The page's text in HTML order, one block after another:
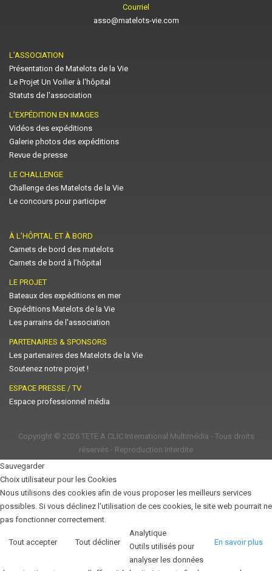
Courriel
asso@matelots-vie.com
L’ASSOCIATION
Présentation de Matelots de la Vie
Le Projet Un Voilier à l'hôpital
Statuts de l'association
L’EXPÉDITION EN IMAGES
Vidéos des expéditions
Galerie photos des expéditions
Revue de presse
LE CHALLENGE
Challenge des Matelots de la Vie
Le concours pour participer
À L’HÔPITAL ET À BORD
Carnets de bord des matelots
Carnets de bord à l’hôpital
LE PROJET
Bateaux des expéditions en mer
Expéditions Matelots de la Vie
Les parrains de l'association
PARTENAIRES & SPONSORS
Les partenaires des Matelots de la Vie
Soutenez notre projet !
ESPACE PRESSE / TV
Espace professionnel média
Copyright © 2026 TETE A CLIC International Multimédia - Tous droits
réservés - Reproduction Interdite
Sauvegarder
Choix utilisateur pour les Cookies
Nous utilisons des cookies afin de vous proposer les meilleurs services
possibles. Si vous déclinez l'utilisation de ces cookies, le site web pourrait ne
pas fonctionner correctement.
Tout accepter Tout décliner En savoir plus
Analytique
Outils utilisés pour
analyser les données